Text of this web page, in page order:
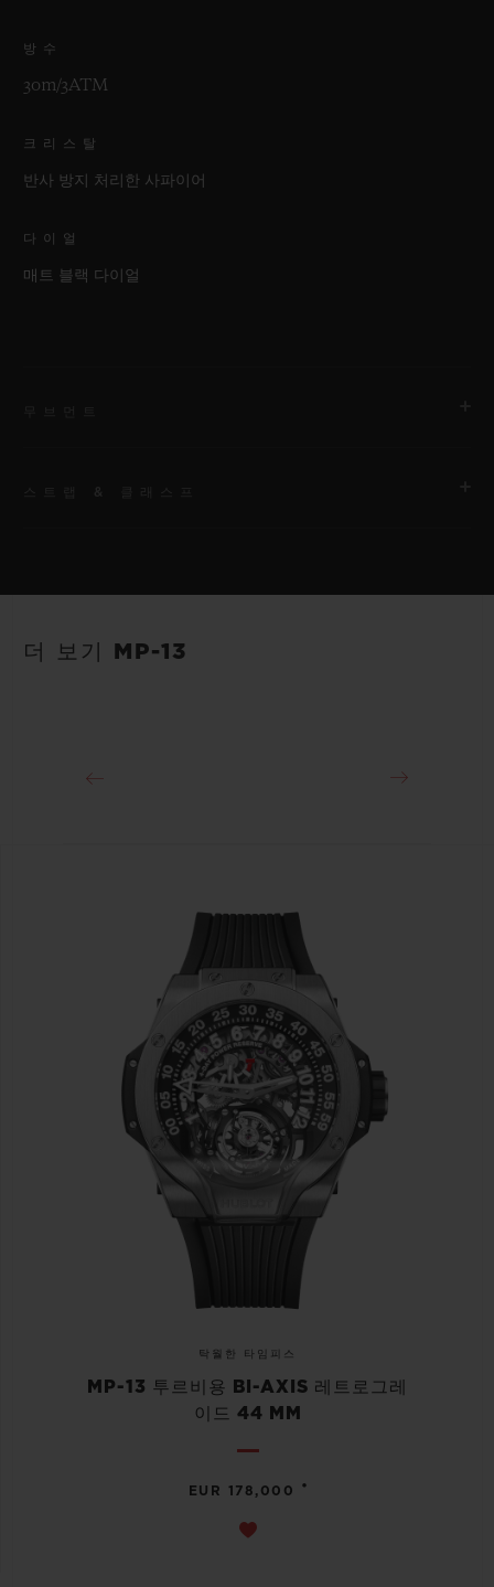
방수
30m/3ATM
크리스탈
반사 방지 처리한 사파이어
다이얼
매트 블랙 다이얼
96시간
스트랩
더 보기 MP-13
탁월한 타임피스
MP-13 투르비용 BI-AXIS 레트로그레
이드 44 MM
EUR 178,000 •